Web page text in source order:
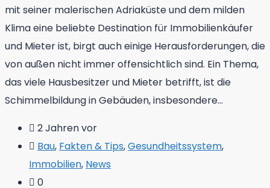
mit seiner malerischen Adriaküste und dem milden
Klima eine beliebte Destination für Immobilienkäufer
und Mieter ist, birgt auch einige Herausforderungen, die
von außen nicht immer offensichtlich sind. Ein Thema,
das viele Hausbesitzer und Mieter betrifft, ist die
Schimmelbildung in Gebäuden, insbesondere...
2 Jahren vor
Bau, Fakten & Tips,Gesundheitssystem,
Immobilien, News
0